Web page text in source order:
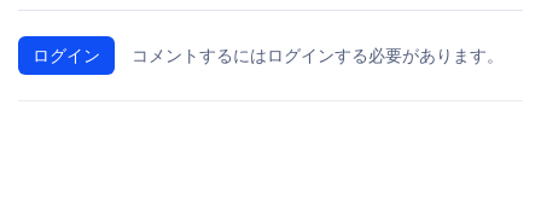
ログイン コメントするにはログインする必要があります。